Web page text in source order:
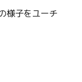
様子をユーチ